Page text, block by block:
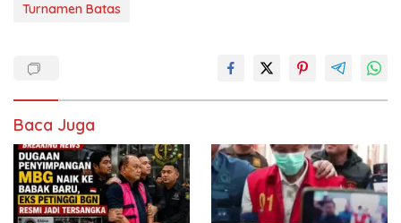
Turnamen Batas
Baca Juga